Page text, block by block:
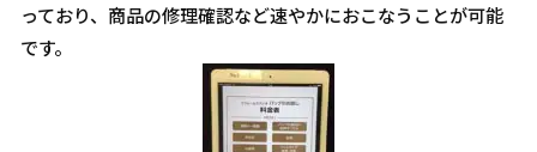
っており、商品の修理確認など速やかにおこなうことが可能
です。